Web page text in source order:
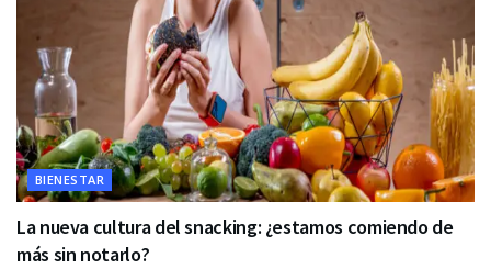
BIENESTAR
La nueva cultura del snacking: ¿estamos comiendo de
más sin notarlo?